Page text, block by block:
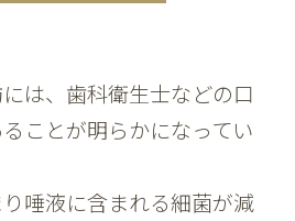
は、歯科衛生士などの口
ことが明らかになってい
唾液に含まれる細菌が減